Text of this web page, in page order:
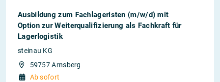
Ausbildung zum Fachlageristen (m/w/d) mit
Option zur Weiterqualifizierung als Fachkraft für
Lagerlogistik
steinau KG
59757 Arnsberg
Ab sofort